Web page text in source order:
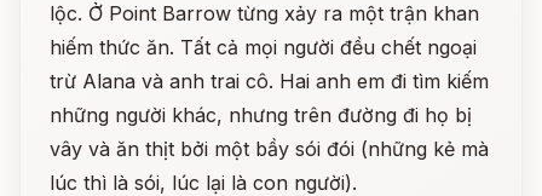
lộc. Ở Point Barrow từng xảy ra một trận khan
hiếm thức ăn. Tất cả mọi người đều chết ngoại
trừ Alana và anh trai cô. Hai anh em đi tìm kiếm
những người khác, nhưng trên đường đi họ bị
vây và ăn thịt bởi một bầy sói đói (những kẻ mà
lúc thì là sói, lúc lại là con người).